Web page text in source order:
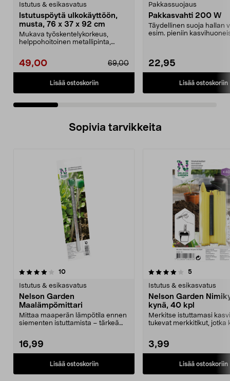
Istutus & esikasvatus
Istutuspöytä ulkokäyttöön,
musta, 76 x 37 x 92 cm
Mukava työskentelykorkeus,
helppohoitoinen metallipinta,
49,00 69,00
Lisää ostoskoriin
Pakkassuojaus
Pakkasvahti 200 W
Täydellinen suoja hallan
esim. pieniin
22,95
Lisää ostoskoriin
Sopivia tarvikkeita
10arvostelut
Istutus & esikasvatus
Nelson Garden
Maalämpömittari
Mittaa maaperän lämpötila ennen
siementen istuttamista – tärkeä
16,99
Lisää ostoskoriin
4.0viidestä
5arvostelut
Istutus & esikasvatus
Nelson Garden
kynä, 40 kpl
Merkitse istuttamasi
tukevat merkkitikut, jotka
3,99
Lisää ostoskoriin
4.5viidestä